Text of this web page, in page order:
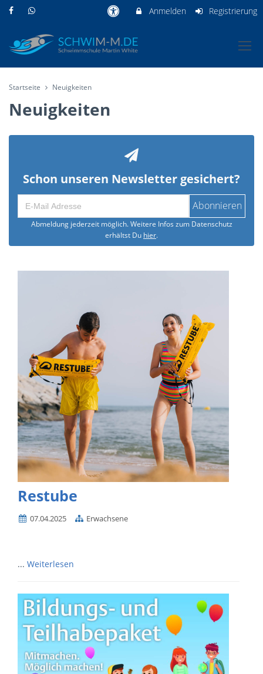
Anmelden Registrierung
Startseite Neuigkeiten
Neuigkeiten
Schon unseren Newsletter gesichert?
Abonnieren
Abmeldung jederzeit möglich. Weitere Infos zum Datenschutz
erhältst Du hier.
Restube
07.04.2025 Erwachsene
... Weiterlesen